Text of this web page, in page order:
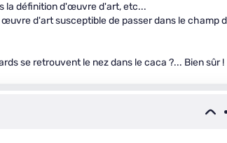
la définition d'œuvre d'art, etc...
d'art susceptible de passer dans le champ
se retrouvent le nez dans le caca ?... Bien sûr !